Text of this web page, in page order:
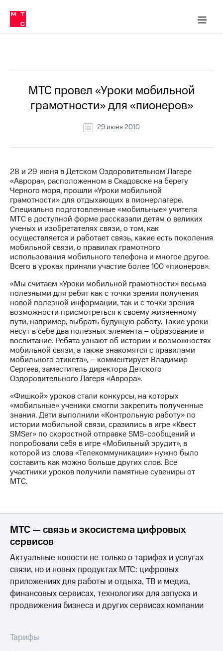
Медиа-центр
и акционерам
Устойчивое развитие
Комплаенс и деловая этика
компании
Карьера
История
компании
Руководство
Контакты
Медиа-центр
Пресс-
релизы
МТС
о технологиях
Достижения
Интервью
Финансовая
отчетность
Контакты
Новости
в
регионе
и акционерам
Корпоративное
управление
Корпоративный
секретарь
Раскрытие
информации
Информация
акционерам
Собрания
Личный
кабинет
акционера
Акционерный
капитал
Контроль
и
Рынок
в МТС
Пресс-
релизы
о технологиях
МТС провел «Уроки мобильной
грамотности» для «пионеров»
29 июня 2010
28 и 29 июня в Детском Оздоровительном Лагере
«Аврора», расположенном в Скадовске на берегу
Черного моря, прошли «Уроки мобильной
грамотности» для отдыхающих в пионерлагере.
Специально подготовленные «мобильные» учителя
МТС в доступной форме рассказали детям о великих
ученых и изобретателях связи, о том, как
осуществляется и работает связь, какие есть поколения
мобильной связи, о правилах грамотного
использования мобильного телефона и многое другое.
Всего в уроках приняли участие более 100 «пионеров».
«Мы считаем «Уроки мобильной грамотности» весьма
полезными для ребят как с точки зрения получения
новой полезной информации, так и с точки зрения
возможности присмотреться к своему жизненному
пути, например, выбрать будущую работу. Такие уроки
несут в себе два полезных элемента – образование и
воспитание. Ребята узнают об истории и возможностях
мобильной связи, а также знакомятся с правилами
мобильного этикета», – комментирует Владимир
Сергеев, заместитель директора Детского
Оздоровительного Лагеря «Аврора».
«Фишкой» уроков стали конкурсы, на которых
«мобильные» ученики смогли закрепить полученные
знания. Дети выполнили «Контрольную работу» по
истории мобильной связи, сразились в игре «Квест
SMSer» по скоростной отправке SMS-сообщений и
попробовали себя в игре «Мобильный эрудит», в
которой из слова «Телекоммуникации» нужно было
составить как можно больше других слов. Все
участники уроков получили памятные сувениры от
МТС.
МТС — связь и экосистема цифровых
сервисов
Актуальные новости не только о тарифах и услугах
связи, но и новых продуктах МТС: цифровых
приложениях для работы и отдыха, ТВ и медиа,
финансовых сервисах, технологиях для запуска и
продвижения бизнеса и других сервисах компании
Тарифы